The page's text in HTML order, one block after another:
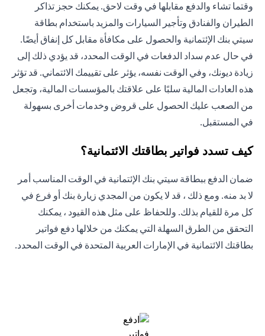
وقتما تشاء والدفع مقابلها في وقت لاحق. يمكنك حجز تذاكر
الطيران والفنادق وتأجير السيارات والمزيد باستخدام بطاقة
سيتي بنك الإئتمانية والحصول على مكافأة مقابل كل إنفاق أيضًا.
في حال عدم سداد الدفعات في الوقت المحدد، قد يؤدي ذلك إلى
زيادة ديونك، وفي الوقت نفسه، يؤثر على تقييمك الائتماني. قد تؤثر
هذه العادات المالية سلبًا على علاقتك بالمؤسسات المالية، وتجعل
من الصعب عليك الحصول على قروض وخدمات أخرى بسهولة
في المستقبل.
كيف تسدد فواتير بطاقتك الائتمانية؟
ضمان الدفع ببطاقة سيتي بنك الإئتمانية في الوقت المناسب أمر
لا بد منه. ومع ذلك ، قد لا يكون من المجدي زيارة بنك أو فرع في
كل مرة للقيام بذلك. وللحفاظ على مثل هذه القيود ، يمكنك
التحقق من الطرق السهلة التي يمكنك من خلالها دفع فواتير
بطاقتك الائتمانية في الإمارات العربية المتحدة في الوقت المحدد.